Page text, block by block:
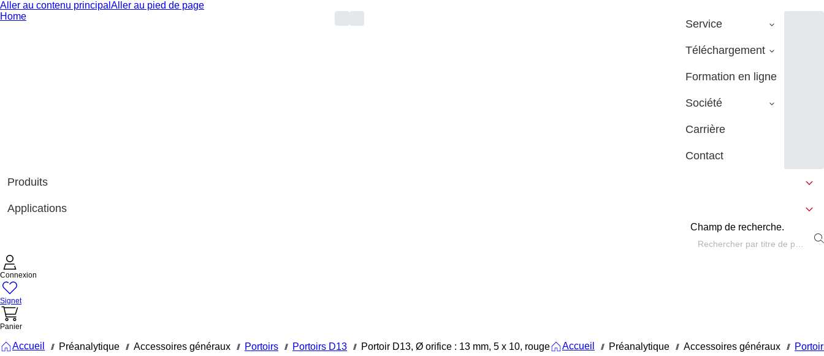
Aller au contenu principal Aller au pied de page
Home
Service
Téléchargement
Formation en ligne
Société
Carrière
Contact
Produits
Applications
Champ de recherche.
Connexion
Signet
Panier
Accueil /// Préanalytique /// Accessoires généraux /// Portoirs /// Portoirs D13 /// Portoir D13, Ø orifice : 13 mm, 5 x 10, rouge Accueil /// Préanalytique /// Accessoires généraux ///